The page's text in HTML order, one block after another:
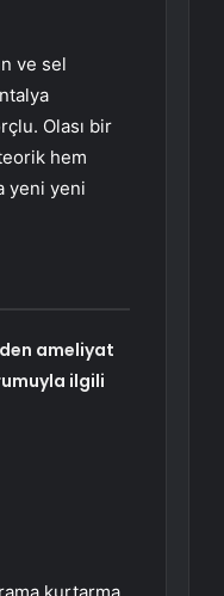
ve sel
Olası bir
hem
yeni yeni
ameliyat
ilgili
kurtarma